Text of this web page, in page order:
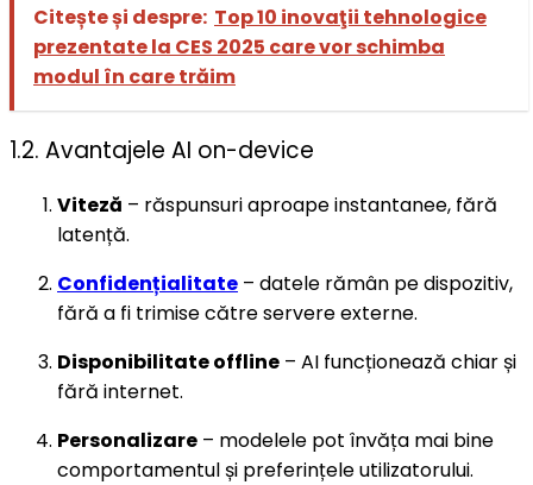
Citește și despre: Top 10 inovaţii tehnologice
prezentate la CES 2025 care vor schimba
modul în care trăim
1.2. Avantajele AI on-device
Viteză – răspunsuri aproape instantanee, fără
latență.
Confidențialitate – datele rămân pe dispozitiv,
fără a fi trimise către servere externe.
Disponibilitate offline – AI funcționează chiar și
fără internet.
Personalizare – modelele pot învăța mai bine
comportamentul și preferințele utilizatorului.